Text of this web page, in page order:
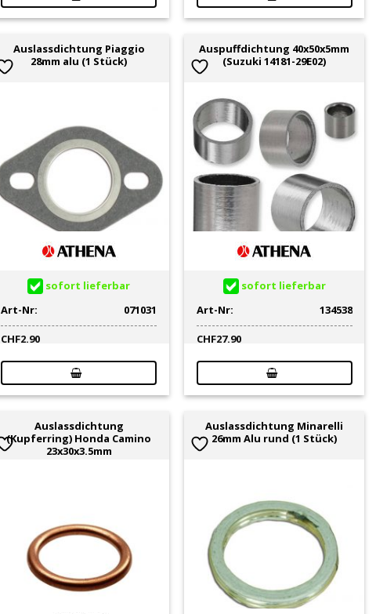
Auslassdichtung Piaggio
28mm alu (1 Stück)
sofort lieferbar
Art-Nr:
071031
CHF2.90
Auspuffdichtung 40x50x5mm
(Suzuki 14181-29E02)
sofort lieferbar
Art-Nr:
134538
CHF27.90
Auslassdichtung
(Kupferring) Honda Camino
23x30x3.5mm
Auslassdichtung Minarelli
26mm Alu rund (1 Stück)